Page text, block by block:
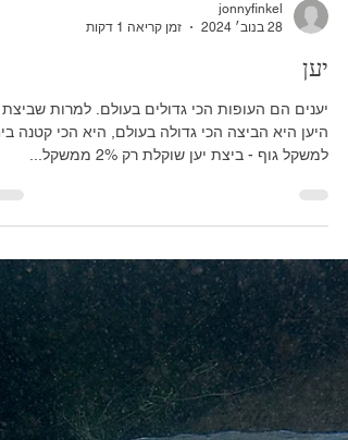
jonnyfinkel
יען
יענים הם העופות הכי גדולים בעולם. למרות שביצת
היען היא הביצה הכי גדולה בעולם, היא הכי קטנה
למשקל גוף - ביצת יען שוקלת רק 2% ממשקל...